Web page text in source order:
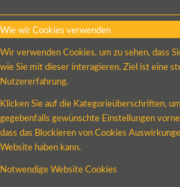
Wie wir Cookies verwenden
Wir verwenden Cookies, um zu sehen, dass
wie Sie mit dieser interagieren. Ziel ist eine
Nutzererfahrung.
Klicken Sie auf die Kategorieüberschriften,
gegebenfalls gewünschte Einstellungen
dass das Blockieren von Cookies
Website haben kann.
Notwendige Website Cookies